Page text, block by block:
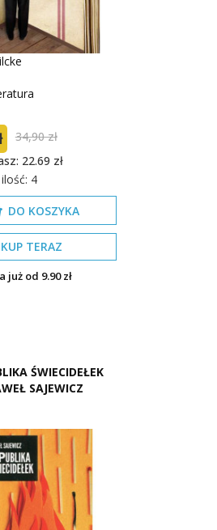
34,90 zł
22.69 zł
4
DO KOSZYKA
KUP TERAZ
już od 9.90 zł
ŚWIECIDEŁEK
SAJEWICZ